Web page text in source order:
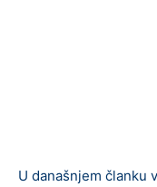
U današnjem članku